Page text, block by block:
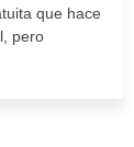
que hace
pero